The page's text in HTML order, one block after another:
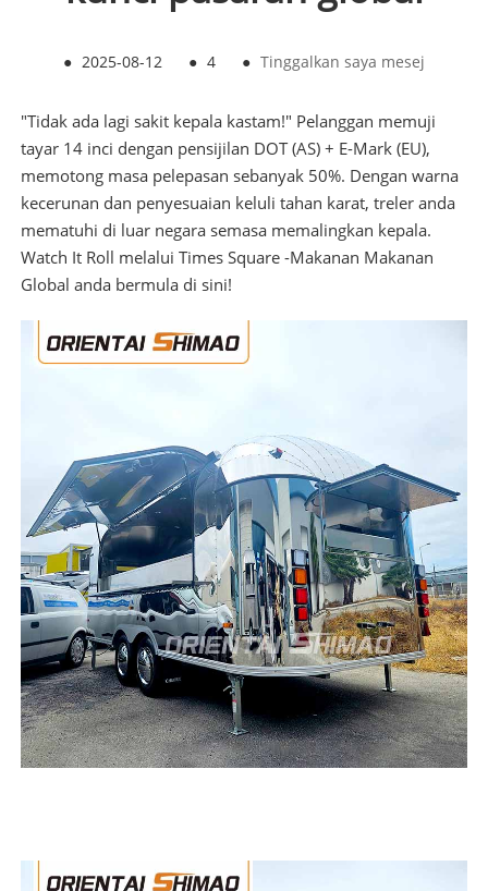
● 2025-08-12 ● 4 ● Tinggalkan saya mesej
"Tidak ada lagi sakit kepala kastam!" Pelanggan memuji
tayar 14 inci dengan pensijilan DOT (AS) + E-Mark (EU),
memotong masa pelepasan sebanyak 50%. Dengan warna
kecerunan dan penyesuaian keluli tahan karat, treler anda
mematuhi di luar negara semasa memalingkan kepala.
Watch It Roll melalui Times Square -Makanan Makanan
Global anda bermula di sini!